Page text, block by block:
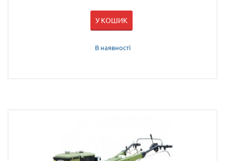
У КОШИК
В наявності